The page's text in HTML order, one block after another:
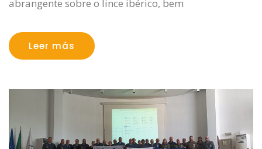
abrangente sobre o lince ibérico, bem
Leer más